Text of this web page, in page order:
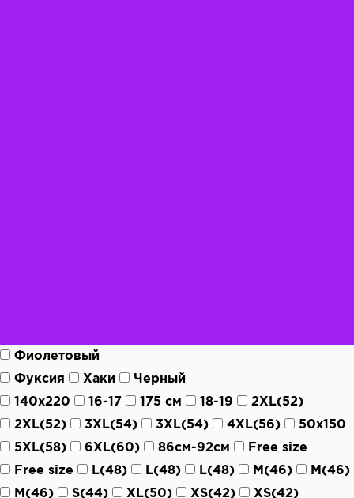
Фиолетовый
Фуксия
Хаки
Черный
140х220
16-17 175 см 18-19
2XL(52)
2XL(52)
3XL(54) 3XL(54) 4XL(56)
50х150
5XL(58)
6XL(60) 86см-92см
Free size
Free size
L(48) L(48) L(48) M(46)
M(46)
M(46)
S(44) XL(50) XS(42) XS(42)